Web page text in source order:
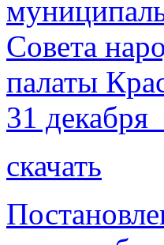
Совета
палаты
31 декабря
скачать